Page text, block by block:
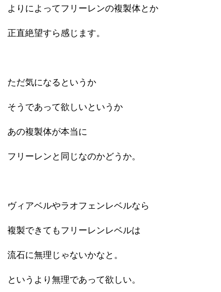
よりによってフリーレンの複製体とか
正直絶望すら感じます。
ただ気になるというか
そうであって欲しいというか
あの複製体が本当に
フリーレンと同じなのかどうか。
ヴィアベルやラオフェンレベルなら
複製できてもフリーレンレベルは
流石に無理じゃないかなと。
というより無理であって欲しい。